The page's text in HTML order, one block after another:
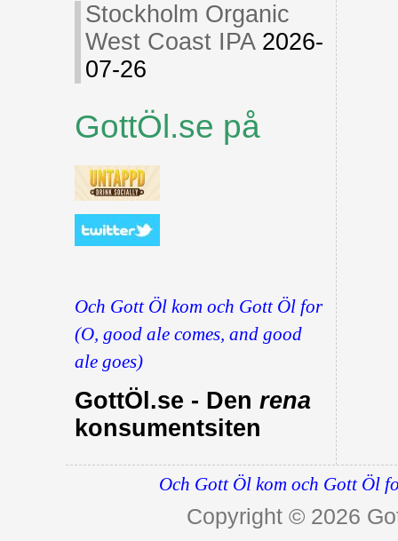
Stockholm Organic
West Coast IPA 2026-
07-26
GottÖl.se på
Och Gott Öl kom och Gott Öl for
(O, good ale comes, and good
ale goes)
GottÖl.se - Den rena
konsumentsiten
Och Gott Öl kom och Gott Öl
Copyright © 2026